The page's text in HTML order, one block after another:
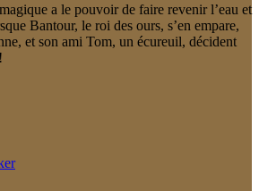
a le pouvoir de faire revenir l’eau et
Bantour, le roi des ours, s’en empare,
et son ami Tom, un écureuil, décident